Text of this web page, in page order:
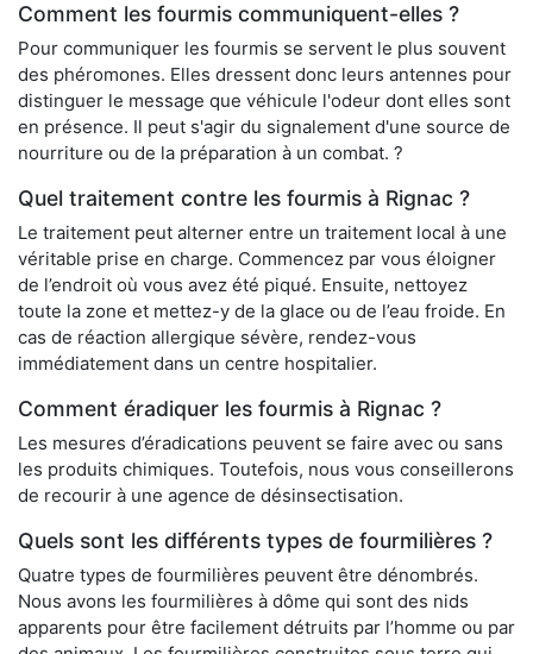
Comment les fourmis communiquent-elles ?
Pour communiquer les fourmis se servent le plus souvent
des phéromones. Elles dressent donc leurs antennes pour
distinguer le message que véhicule l'odeur dont elles sont
en présence. Il peut s'agir du signalement d'une source de
nourriture ou de la préparation à un combat. ?
Quel traitement contre les fourmis à Rignac ?
Le traitement peut alterner entre un traitement local à une
véritable prise en charge. Commencez par vous éloigner
de l’endroit où vous avez été piqué. Ensuite, nettoyez
toute la zone et mettez-y de la glace ou de l’eau froide. En
cas de réaction allergique sévère, rendez-vous
immédiatement dans un centre hospitalier.
Comment éradiquer les fourmis à Rignac ?
Les mesures d’éradications peuvent se faire avec ou sans
les produits chimiques. Toutefois, nous vous conseillerons
de recourir à une agence de désinsectisation.
Quels sont les différents types de fourmilières ?
Quatre types de fourmilières peuvent être dénombrés.
Nous avons les fourmilières à dôme qui sont des nids
apparents pour être facilement détruits par l’homme ou par